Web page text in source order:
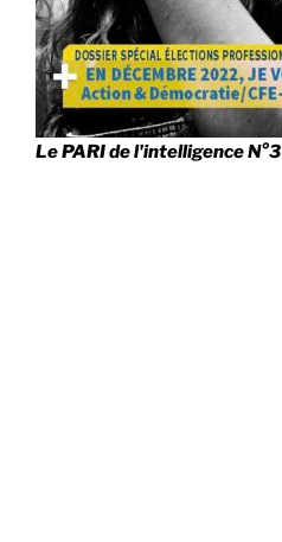
Le PARI de l'intelligence N°3